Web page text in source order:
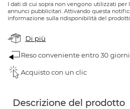
I dati di cui sopra non vengono utilizzati per
annunci pubblicitari. Attivando questa
informazione sulla ridisponibilità del
Di più
Reso conveniente entro 30 giorni
Acquisto con un clic
Descrizione del prodotto